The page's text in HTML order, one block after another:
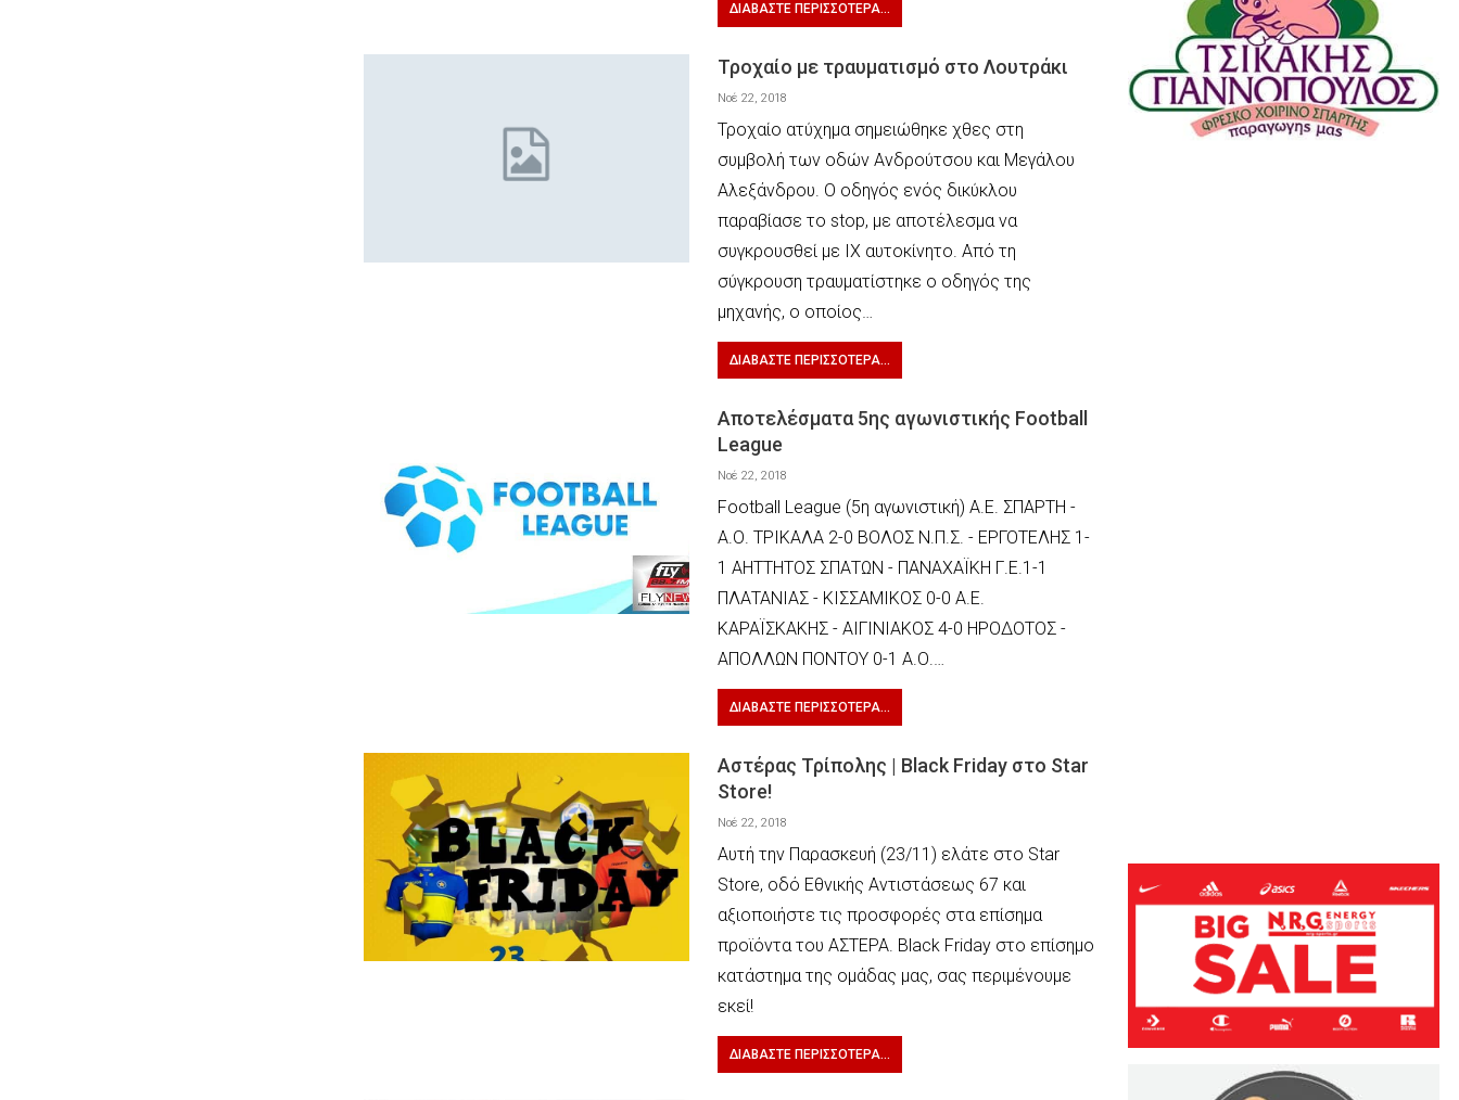
ΔΙΑΒΆΣΤΕ ΠΕΡΙΣΣΌΤΕΡΑ...
Τροχαίο με τραυματισμό στο Λουτράκι
Νοέ 22, 2018
Τροχαίο ατύχημα σημειώθηκε χθες στη
συμβολή των οδών Ανδρούτσου και Μεγάλου
Αλεξάνδρου. Ο οδηγός ενός δικύκλου
παραβίασε το stop, με αποτέλεσμα να
συγκρουσθεί με ΙΧ αυτοκίνητο. Από τη
σύγκρουση τραυματίστηκε ο οδηγός της
μηχανής, ο οποίος…
ΔΙΑΒΆΣΤΕ ΠΕΡΙΣΣΌΤΕΡΑ...
Αποτελέσματα 5ης αγωνιστικής Football
League
Νοέ 22, 2018
Football League (5η αγωνιστική) Α.Ε. ΣΠΑΡΤΗ -
Α.Ο. ΤΡΙΚΑΛΑ 2-0 ΒΟΛΟΣ Ν.Π.Σ. - ΕΡΓΟΤΕΛΗΣ 1-
1 ΑΗΤΤΗΤΟΣ ΣΠΑΤΩΝ - ΠΑΝΑΧΑΪΚΗ Γ.Ε.1-1
ΠΛΑΤΑΝΙΑΣ - ΚΙΣΣΑΜΙΚΟΣ 0-0 Α.Ε.
ΚΑΡΑΪΣΚΑΚΗΣ - ΑΙΓΙΝΙΑΚΟΣ 4-0 ΗΡΟΔΟΤΟΣ -
ΑΠΟΛΛΩΝ ΠΟΝΤΟΥ 0-1 Α.Ο.…
ΔΙΑΒΆΣΤΕ ΠΕΡΙΣΣΌΤΕΡΑ...
Αστέρας Τρίπολης | Black Friday στο Star
Store!
Νοέ 22, 2018
Αυτή την Παρασκευή (23/11) ελάτε στο Star
Store, οδό Εθνικής Αντιστάσεως 67 και
αξιοποιήστε τις προσφορές στα επίσημα
προϊόντα του ΑΣΤΕΡΑ. Black Friday στο επίσημο
κατάστημα της ομάδας μας, σας περιμένουμε
εκεί!
ΔΙΑΒΆΣΤΕ ΠΕΡΙΣΣΌΤΕΡΑ...